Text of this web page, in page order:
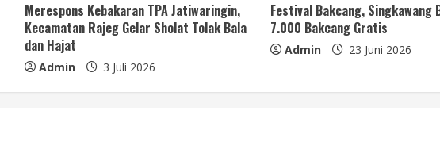
Merespons Kebakaran TPA Jatiwaringin,
Kecamatan Rajeg Gelar Sholat Tolak Bala
dan Hajat
Admin 3 Juli 2026
Festival Bakcang, Singkawang
7.000 Bakcang Gratis
Admin 23 Juni 2026